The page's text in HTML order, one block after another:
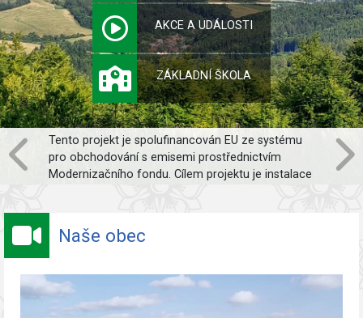
AKCE A UDÁLOSTI
ZÁKLADNÍ ŠKOLA
Tento projekt je spolufinancován EU ze systému
pro obchodování s emisemi prostřednictvím
Modernizačního fondu. Cílem projektu je instalace
Naše obec